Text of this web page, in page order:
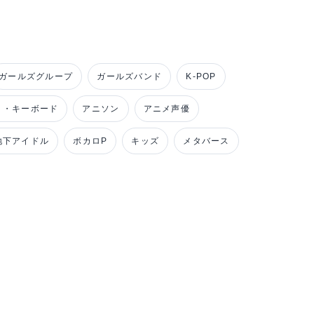
ールズグループ ガールズバンド K-POP
・キーボード アニソン アニメ声優
下アイドル ボカロP キッズ メタバース